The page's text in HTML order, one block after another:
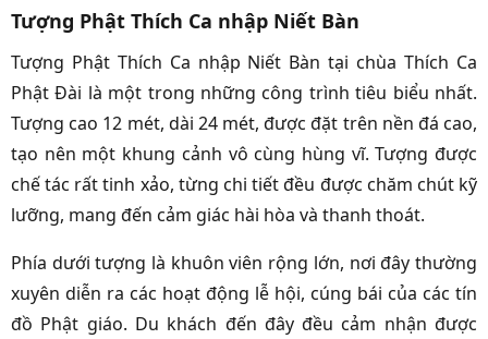
Tượng Phật Thích Ca nhập Niết Bàn
Tượng Phật Thích Ca nhập Niết Bàn tại chùa Thích Ca
Phật Đài là một trong những công trình tiêu biểu nhất.
Tượng cao 12 mét, dài 24 mét, được đặt trên nền đá cao,
tạo nên một khung cảnh vô cùng hùng vĩ. Tượng được
chế tác rất tinh xảo, từng chi tiết đều được chăm chút kỹ
lưỡng, mang đến cảm giác hài hòa và thanh thoát.
Phía dưới tượng là khuôn viên rộng lớn, nơi đây thường
xuyên diễn ra các hoạt động lễ hội, cúng bái của các tín
đồ Phật giáo. Du khách đến đây đều cảm nhận được